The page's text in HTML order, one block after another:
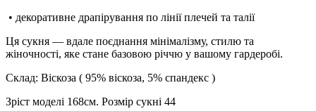
• декоративне драпірування по лінії плечей та талії
Ця сукня — вдале поєднання мінімалізму, стилю та
жіночності, яке стане базовою річчю у вашому гардеробі.
Склад: Віскоза ( 95% віскоза, 5% спандекс )
Зріст моделі 168см. Розмір сукні 44